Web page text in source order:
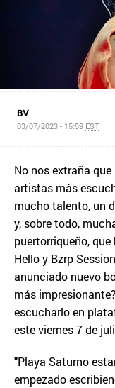
BV
03/07/2023 - 15:59 EST
No nos extraña
artistas más
mucho talento, un
y, sobre todo,
puertorriqueño,
Hello y Bzrp
anunciado nuevo
más
escucharlo en
este viernes 7 de
"Playa Saturno
empezado